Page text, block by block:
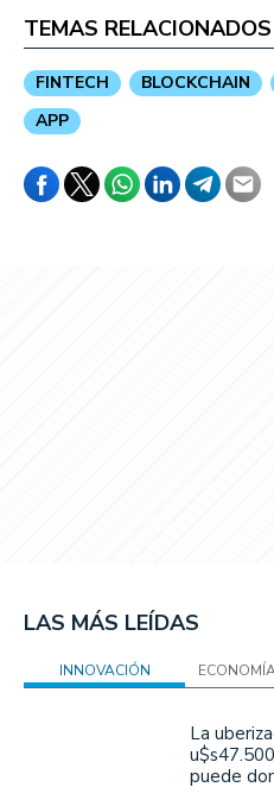
TEMAS RELACIONADOS
FINTECH BLOCKCHAIN
APP
LAS MÁS LEÍDAS
INNOVACIÓN
La
puede